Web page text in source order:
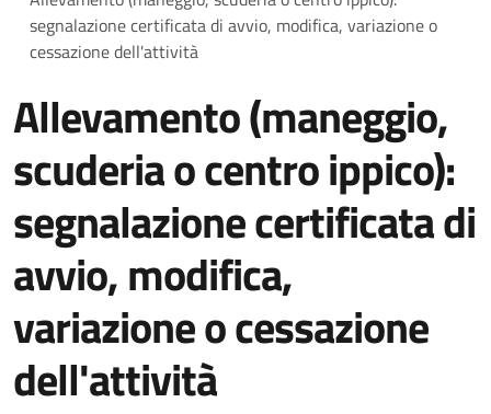
segnalazione certificata di avvio, modifica, variazione o
cessazione dell'attività
Allevamento (maneggio,
scuderia o centro ippico):
segnalazione certificata di
avvio, modifica,
variazione o cessazione
dell'attività